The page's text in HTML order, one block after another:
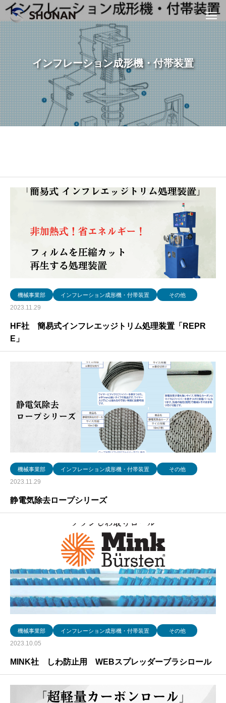
インフレーション成形機・付帯装置
機械事業部 インフレーション成形機・付帯装置 その他
2023.11.29
HF社 簡易式インフレエッジトリム処理装置「REPR
E」
機械事業部 インフレーション成形機・付帯装置 その他
2023.11.29
静電気除去ロープシリーズ
機械事業部 インフレーション成形機・付帯装置 その他
2023.10.05
MINK社 しわ防止用 WEBスプレッダーブラシロール